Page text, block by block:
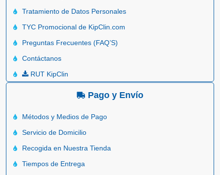
Tratamiento de Datos Personales
TYC Promocional de KipClin.com
Preguntas Frecuentes (FAQ’S)
Contáctanos
RUT KipClin
Pago y Envío
Métodos y Medios de Pago
Servicio de Domicilio
Recogida en Nuestra Tienda
Tiempos de Entrega